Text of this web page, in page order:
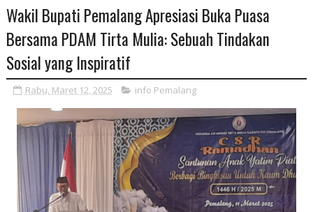
Wakil Bupati Pemalang Apresiasi Buka Puasa
Bersama PDAM Tirta Mulia: Sebuah Tindakan
Sosial yang Inspiratif
Rabu, Maret 12, 2025 info Pemalang